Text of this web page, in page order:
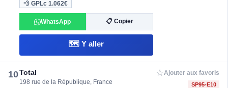
💨 GPLc1.062€
WhatsApp 📋 Copier
🗺️ Y aller
10Total
198 rue de la République, France
☆Ajouter aux favoris
SP95-E10